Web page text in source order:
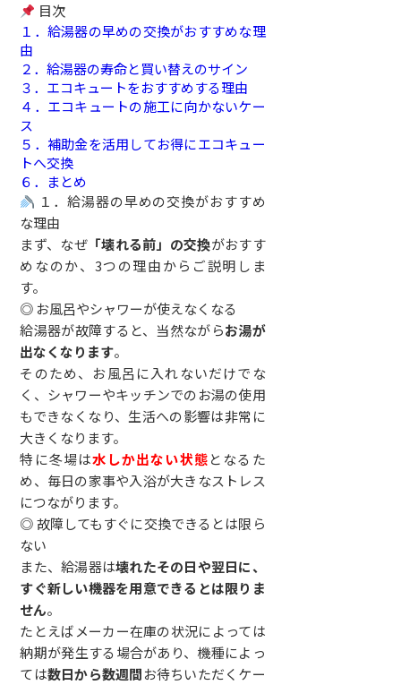
目次
１．給湯器の早めの交換がおすすめな理
由
２．給湯器の寿命と買い替えのサイン
３．エコキュートをおすすめする理由
４．エコキュートの施工に向かないケー
ス
５．補助金を活用してお得にエコキュー
トへ交換
６．まとめ
１．給湯器の早めの交換がおすすめ
な理由
まず、なぜ「壊れる前」の交換がおすす
めなのか、3つの理由からご説明しま
す。
◎ お風呂やシャワーが使えなくなる
給湯器が故障すると、当然ながらお湯が
出なくなります。
そのため、お風呂に入れないだけでな
く、シャワーやキッチンでのお湯の使用
もできなくなり、生活への影響は非常に
大きくなります。
特に冬場は水しか出ない状態となるた
め、毎日の家事や入浴が大きなストレス
につながります。
◎ 故障してもすぐに交換できるとは限ら
ない
また、給湯器は壊れたその日や翌日に、
すぐ新しい機器を用意できるとは限りま
せん。
たとえばメーカー在庫の状況によっては
納期が発生する場合があり、機種によっ
ては数日から数週間お待ちいただくケー